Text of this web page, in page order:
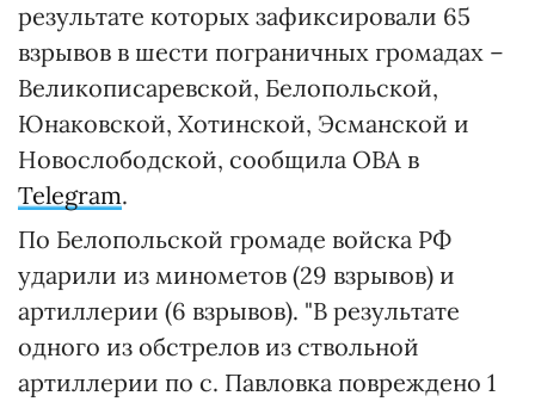
результате которых зафиксировали 65
взрывов в шести пограничных громадах –
Великописаревской, Белопольской,
Юнаковской, Хотинской, Эсманской и
Новослободской, сообщила ОВА в
Telegram.
По Белопольской громаде войска РФ
ударили из минометов (29 взрывов) и
артиллерии (6 взрывов). "В результате
одного из обстрелов из ствольной
артиллерии по с. Павловка повреждено 1